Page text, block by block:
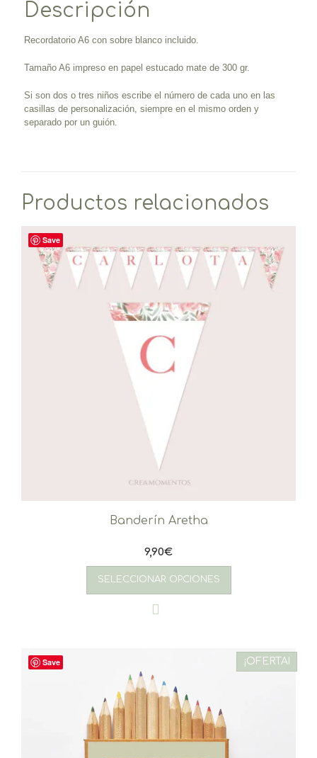
Descripción
Recordatorio A6 con sobre blanco incluido.
Tamaño A6 impreso en papel estucado mate de 300 gr.
Si son dos o tres niños escribe el número de cada uno en las
casillas de personalización, siempre en el mismo orden y
separado por un guión.
Productos relacionados
Save
Banderín Aretha
9,90€
SELECCIONAR OPCIONES
Save ¡OFERTA!